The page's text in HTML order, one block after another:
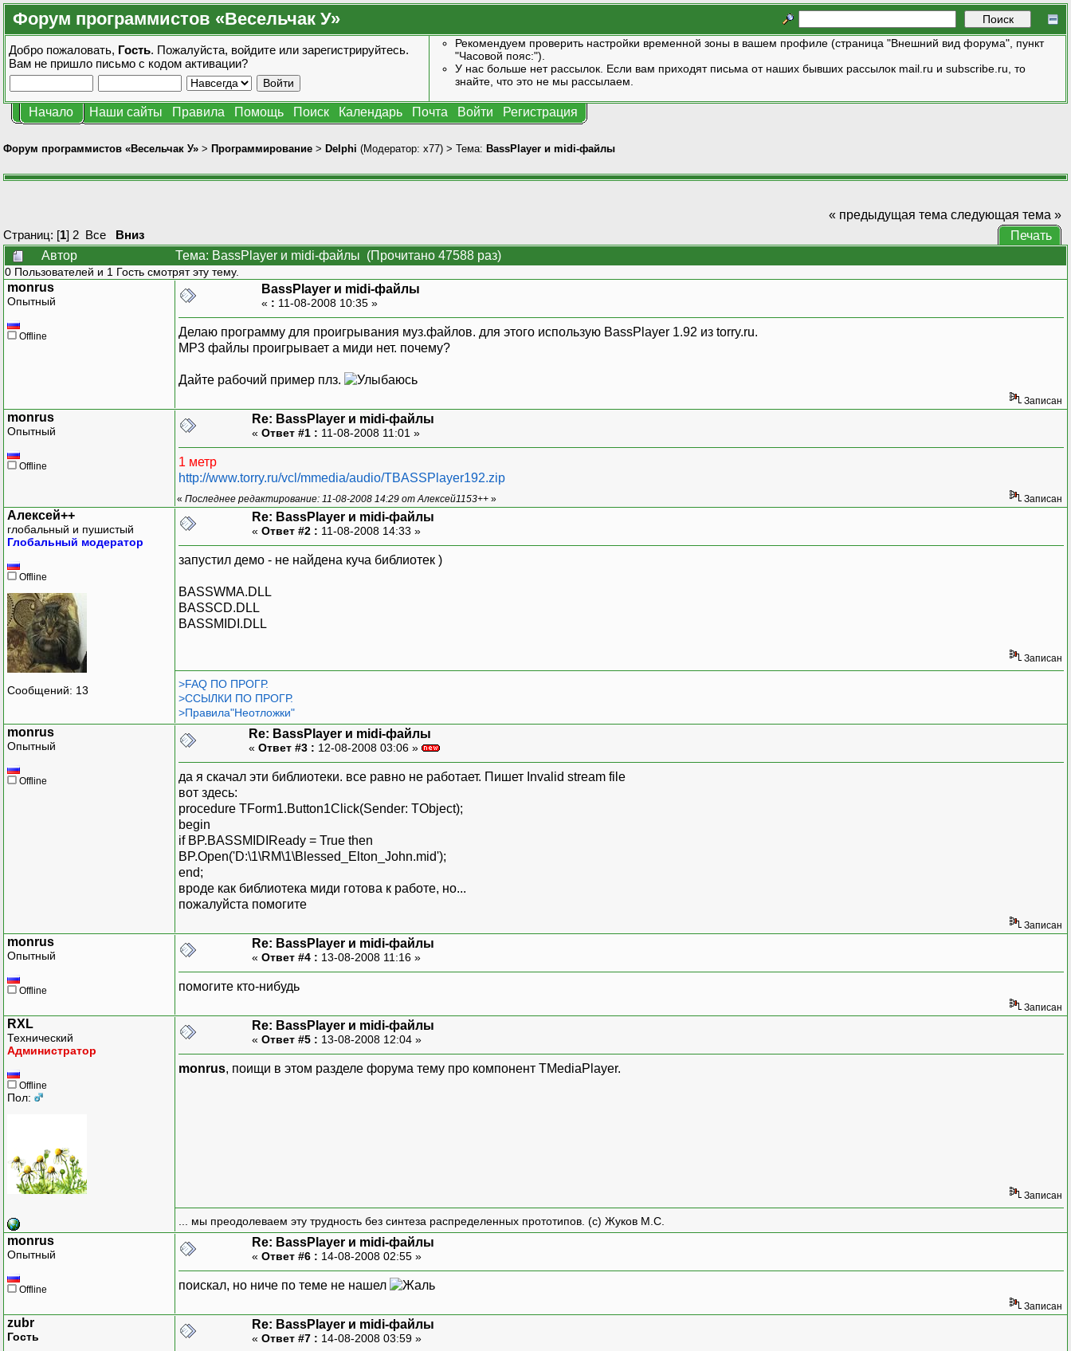
Форум программистов «Весельчак У»
Добро пожаловать, Гость. Пожалуйста, войдите или зарегистрируйтесь.
Вам не пришло письмо с кодом активации?
Рекомендуем проверить настройки временной зоны в вашем профиле (страница "Внешний вид форума", пункт
"Часовой пояс:").
У нас больше нет рассылок. Если вам приходят письма от наших бывших рассылок mail.ru и subscribe.ru, то
знайте, что это не мы рассылаем.
Начало Наши сайты Правила Помощь Поиск Календарь Почта Войти Регистрация
Форум программистов «Весельчак У» > Программирование > Delphi (Модератор: x77) > Тема: BassPlayer и midi-файлы
Страниц: [1] 2 Все Вниз
« предыдущая тема следующая тема »
Печать
Автор
Тема: BassPlayer и midi-файлы (Прочитано 47588 раз)
0 Пользователей и 1 Гость смотрят эту тему.
monrus
Опытный
Offline
BassPlayer и midi-файлы
« : 11-08-2008 10:35 »
Делаю программу для проигрывания муз.файлов. для этого использую BassPlayer 1.92 из torry.ru.
MP3 файлы проигрывает а миди нет. почему?
Дайте рабочий пример плз.
Записан
monrus
Опытный
Offline
Re: BassPlayer и midi-файлы
« Ответ #1 : 11-08-2008 11:01 »
1 метр
http://www.torry.ru/vcl/mmedia/audio/TBASSPlayer192.zip
« Последнее редактирование: 11-08-2008 14:29 от Алексей1153++ » Записан
Алексей++
глобальный и пушистый
Глобальный модератор
Offline
Сообщений: 13
Re: BassPlayer и midi-файлы
« Ответ #2 : 11-08-2008 14:33 »
запустил демо - не найдена куча библиотек )
BASSWMA.DLL
BASSCD.DLL
BASSMIDI.DLL
Записан
>FAQ ПО ПРОГР.
>ССЫЛКИ ПО ПРОГР.
>Правила"Неотложки"
monrus
Опытный
Offline
Re: BassPlayer и midi-файлы
« Ответ #3 : 12-08-2008 03:06 »
да я скачал эти библиотеки. все равно не работает. Пишет Invalid stream file
вот здесь:
procedure TForm1.Button1Click(Sender: TObject);
begin
if BP.BASSMIDIReady = True then
BP.Open('D:\1\RM\1\Blessed_Elton_John.mid');
end;
вроде как библиотека миди готова к работе, но...
пожалуйста помогите
Записан
monrus
Опытный
Offline
Re: BassPlayer и midi-файлы
« Ответ #4 : 13-08-2008 11:16 »
помогите кто-нибудь
Записан
RXL
Технический
Администратор
Offline
Пол:
Re: BassPlayer и midi-файлы
« Ответ #5 : 13-08-2008 12:04 »
monrus, поищи в этом разделе форума тему про компонент TMediaPlayer.
Записан
... мы преодолеваем эту трудность без синтеза распределенных прототипов. (с) Жуков М.С.
monrus
Опытный
Offline
Re: BassPlayer и midi-файлы
« Ответ #6 : 14-08-2008 02:55 »
поискал, но ниче по теме не нашел
Записан
zubr
Гость
Re: BassPlayer и midi-файлы
« Ответ #7 : 14-08-2008 03:59 »